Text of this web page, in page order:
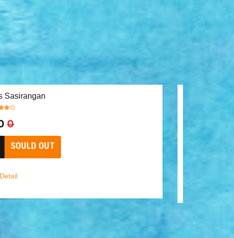
Tempelan Kulkas Akrilik Souvenir KHAS
Kalimantan Selatan
Rp 12.00012.960
BELI SEKARANG